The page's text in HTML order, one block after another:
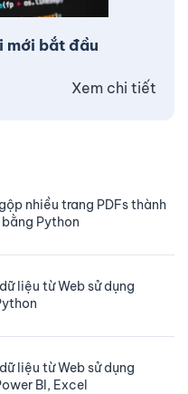
mới bắt đầu
Xem chi tiết
nhiều trang PDFs thành
Python
liệu từ Web sử dụng
liệu từ Web sử dụng
BI, Excel